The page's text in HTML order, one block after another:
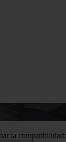
la compatibilidad: